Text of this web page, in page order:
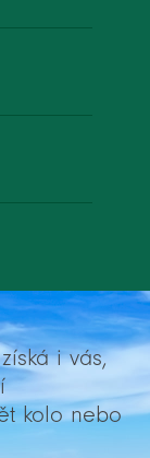
i vás,
kolo nebo